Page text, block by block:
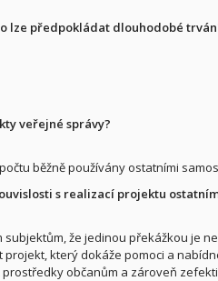
lze předpokládat dlouhodobé
veřejné správy?
běžně používány ostatními
s realizací projektu
že jedinou překážkou je
projekt, který dokáže pomoci a
občanům a zároveň